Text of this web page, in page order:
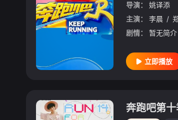
导演：
姚译添
主演：
李晨 /
剧情：
暂无简介
立即播放
奔跑吧第